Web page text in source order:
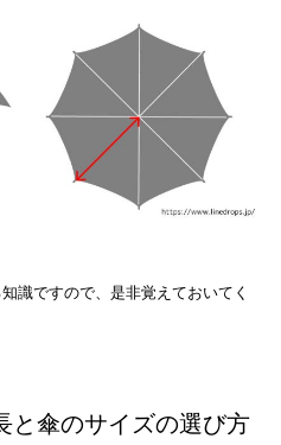
識ですので、是非覚えておいてく
と傘のサイズの選び方